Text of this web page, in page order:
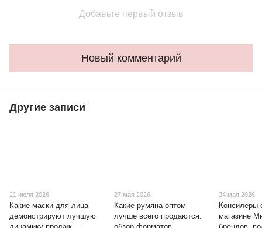
Добавьте первый отзыв
Новый комментарий
Другие записи
21 июля 2026
Какие маски для лица
демонстрируют лучшую
27 мая 2026
Какие румяна оптом
лучше всего продаются:
24 мая 2026
Консилеры
магазине